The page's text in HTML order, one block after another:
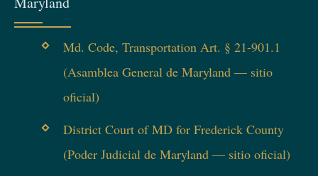
Md. Code, Transportation Art. § 21-901.1
(Asamblea General de Maryland — sitio
oficial)
District Court of MD for Frederick County
(Poder Judicial de Maryland — sitio oficial)